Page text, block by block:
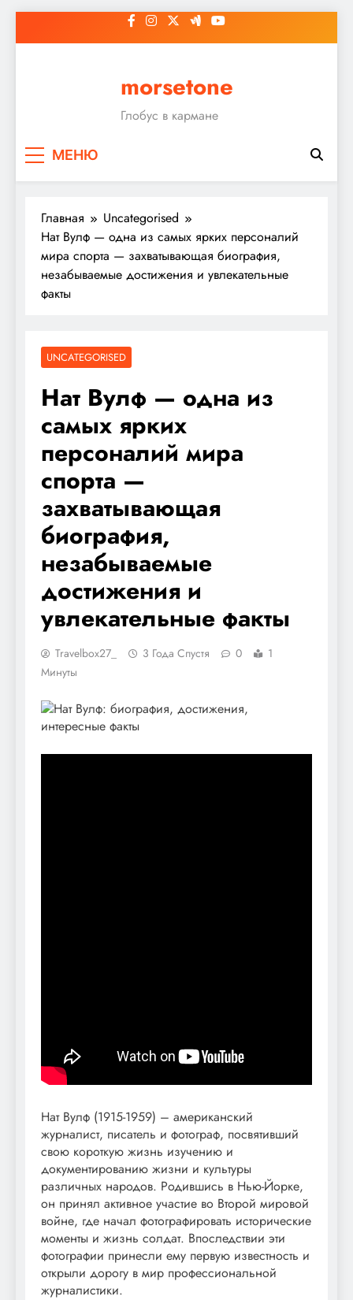
к
morsetone
Глобус в кармане
МЕНЮ
Главная
Uncategorised
Нат Вулф — одна из самых ярких персоналий
мира спорта — захватывающая биография,
незабываемые достижения и увлекательные
факты
UNCATEGORISED
Нат Вулф — одна из
самых ярких
персоналий мира
спорта —
захватывающая
биография,
незабываемые
достижения и
увлекательные факты
Travelbox27_ 3 Года Спустя 0
1
Минуты
Нат Вулф (1915-1959) – американский
журналист, писатель и фотограф, посвятивший
свою короткую жизнь изучению и
документированию жизни и культуры
различных народов. Родившись в Нью-Йорке,
он принял активное участие во Второй мировой
войне, где начал фотографировать исторические
моменты и жизнь солдат. Впоследствии эти
фотографии принесли ему первую известность и
открыли дорогу в мир профессиональной
журналистики.